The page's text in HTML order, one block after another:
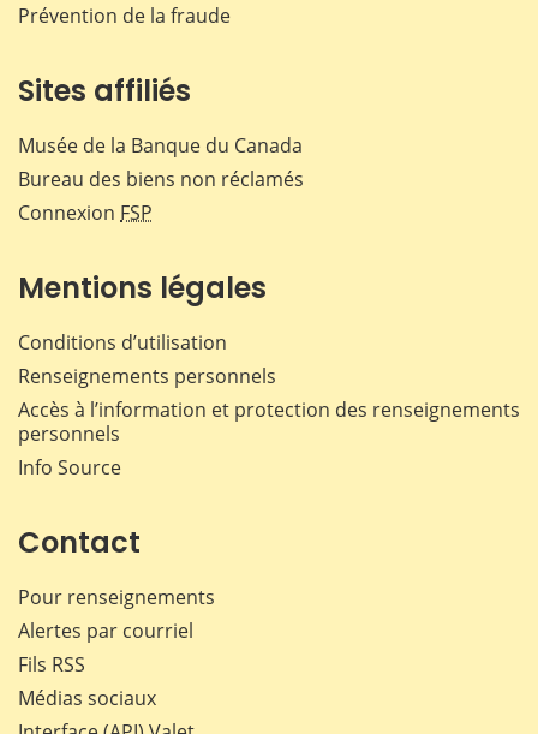
Prévention de la fraude
Sites affiliés
Musée de la Banque du Canada
Bureau des biens non réclamés
Connexion FSP
Mentions légales
Conditions d’utilisation
Renseignements personnels
Accès à l’information et protection des renseignements
personnels
Info Source
Contact
Pour renseignements
Alertes par courriel
Fils RSS
Médias sociaux